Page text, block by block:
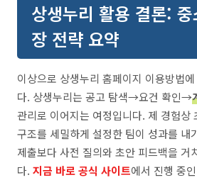
상생누리 활용 결론:
장 전략 요약
이상으로 상생누리 홈페이지 이용방법
다. 상생누리는 공고 탐색→요건 확인→
관리로 이어지는 여정입니다. 제 경험상
구조를 세밀하게 설정한 팀이 성과를 내
제출보다 사전 질의와 초안 피드백을 거
다. 지금 바로 공식 사이트에서 진행 중